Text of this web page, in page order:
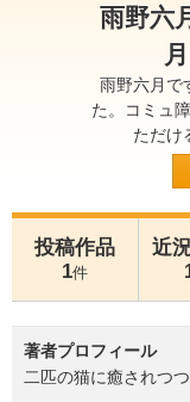
雨野六
雨野六月で
た。コミュ
ただけ
投稿作品
1件
近
著者プロフィール
二匹の猫に癒されつ